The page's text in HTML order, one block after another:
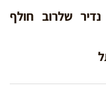
שלרוב חולף